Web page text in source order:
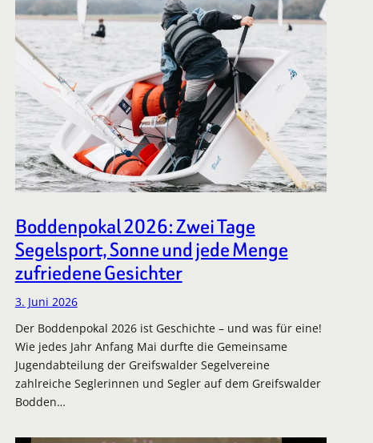
Boddenpokal 2026: Zwei Tage
Segelsport, Sonne und jede Menge
zufriedene Gesichter
3. Juni 2026
Der Boddenpokal 2026 ist Geschichte – und was für eine!
Wie jedes Jahr Anfang Mai durfte die Gemeinsame
Jugendabteilung der Greifswalder Segelvereine
zahlreiche Seglerinnen und Segler auf dem Greifswalder
Bodden…